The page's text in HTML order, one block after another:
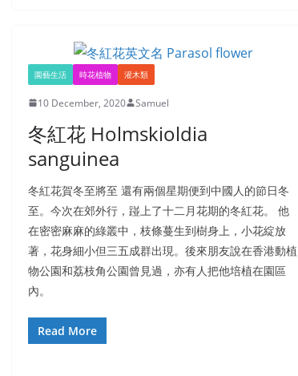
園藝生活 時花植物 灌木類
10 December, 2020 Samuel
冬紅花 Holmskioldia
sanguinea
冬紅花賀冬至將至 還有兩個星期便到中國人的節日冬
至。今次在郊外行，踫上了十二月花期的冬紅花。 他
在密密麻麻的綠叢中，枝條蔓生到樹身上，小花綻放
著，花身細小但三五成群出現。後來朋友說在香港動植
物公園和荔枝角公園曾見過，亦有人把他培植在園區
內。
Read More